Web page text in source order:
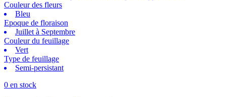
Couleur des fleurs
Bleu
Epoque de floraison
Juillet à Septembre
Couleur du feuillage
Vert
Type de feuillage
Semi-persistant
0 en stock